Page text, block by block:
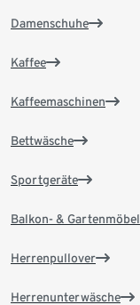
Damenschuhe
Kaffee
Kaffeemaschinen
Bettwäsche
Sportgeräte
Balkon- & Gartenmöbel
Herrenpullover
Herrenunterwäsche